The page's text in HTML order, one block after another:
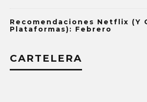
Recomendaciones Netflix (y
Plataformas): Febrero
CARTELERA